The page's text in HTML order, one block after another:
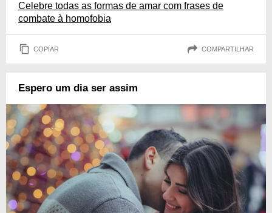
Celebre todas as formas de amar com frases de
combate à homofobia
COPIAR COMPARTILHAR
Espero um dia ser assim